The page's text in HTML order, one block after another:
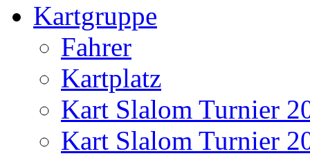
Kartgruppe
Fahrer
Kartplatz
Kart Slalom Turnier
Kart Slalom Turnier